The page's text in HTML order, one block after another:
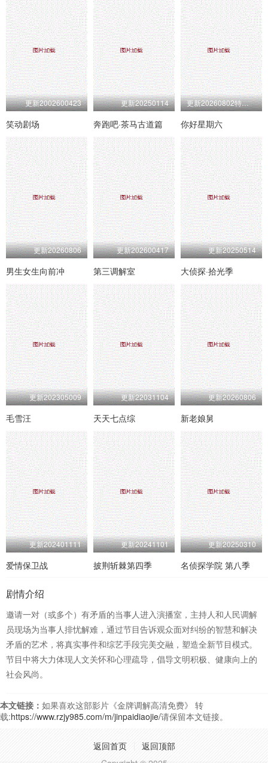
更新2002600423
笑动剧场
更新20250114
奔跑吧·茶马古道篇
更新20260802特别企划第27期
你好星期六
更新20260806
男生女生向前冲
更新202600417
第三调解室
更新20250514
大侦探·拾光季
更新202305009
毛雪汪
更新22031104
天天七点综
更新20260806
新老娘舅
更新202401111
爱情保卫战
更新20241101
披荆斩棘第四季
更新20250310
名侦探学院 第八季
剧情介绍
邀请一对（或多个）有矛盾的当事人进入演播室，主持人和人民调解
员现场为当事人排忧解难，通过节目告诉观众面对纠纷的智慧和解决
矛盾的艺术，将真实事件和综艺手段完美交融，塑造全新节目模式。
节目中将大力体现人文关怀和心理疏导，倡导文明积极、健康向上的
社会风尚。
本文链接： 如果喜欢这部影片《金牌调解高清免费》 转
载:https://www.rzjy985.com/m/jinpaidiaojie/请保留本文链接。
返回首页
返回顶部